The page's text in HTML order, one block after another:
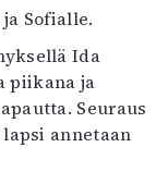
Sofialle.
Ida
piikana ja
Seuraus
annetaan